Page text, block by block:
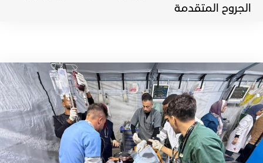
الجروح المتقدمة